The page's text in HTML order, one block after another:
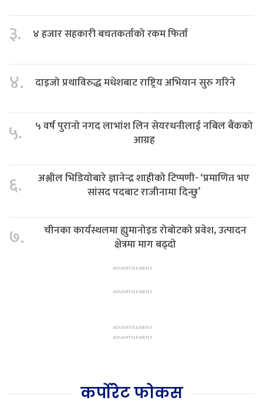
३. ४ हजार सहकारी बचतकर्ताको रकम फिर्ता
४. दाइजो प्रथाविरुद्ध मधेशबाट राष्ट्रिय अभियान सुरु गरिने
५.
५ वर्ष पुरानो नगद लाभांश लिन सेयरधनीलाई नबिल बैंकको
आग्रह
६.
अश्लील भिडियोबारे ज्ञानेन्द्र शाहीको टिप्पणी- ‘प्रमाणित भए
सांसद पदबाट राजीनामा दिन्छु’
७.
चीनका कार्यस्थलमा ह्युमानोइड रोबोटको प्रवेश, उत्पादन
क्षेत्रमा माग बढ्दो
कर्पोरेट फोकस